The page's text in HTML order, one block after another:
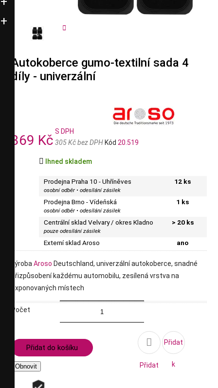


Autokoberce gumo-textilní sada 4
díly - univerzální
369 Kč
S DPH
305 Kč bez DPH Kód 20.519
 Ihned skladem
Prodejna Praha 10 - Uhříněves
osobní odběr • odesílání zásilek
12 ks
Prodejna Brno - Vídeňská
osobní odběr • odesílání zásilek
1 ks
Centrální sklad Velvary / okres Kladno
pouze odesílání zásilek
> 20 ks
Externí sklad Aroso ano
výroba Aroso Deutschland, univerzální autokoberce, snadné
přizpůsobení každému automobilu, zesílená vrstva na
exponovaných místech
Počet
Přidat do košíku 
Přidat
Přidat
k